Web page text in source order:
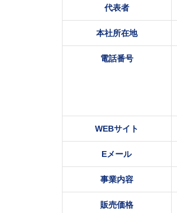
代表者
本社所在地
電話番号
WEBサイト
Eメール
事業内容
販売価格